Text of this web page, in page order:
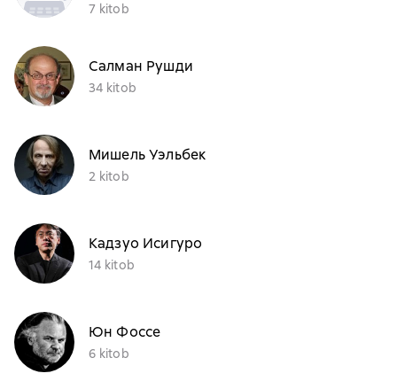
7 kitob
Салман Рушди
34 kitob
Мишель Уэльбек
2 kitob
Кадзуо Исигуро
14 kitob
Юн Фоссе
6 kitob